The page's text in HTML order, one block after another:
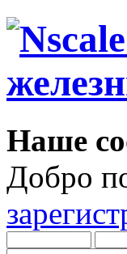
Наше
Добро